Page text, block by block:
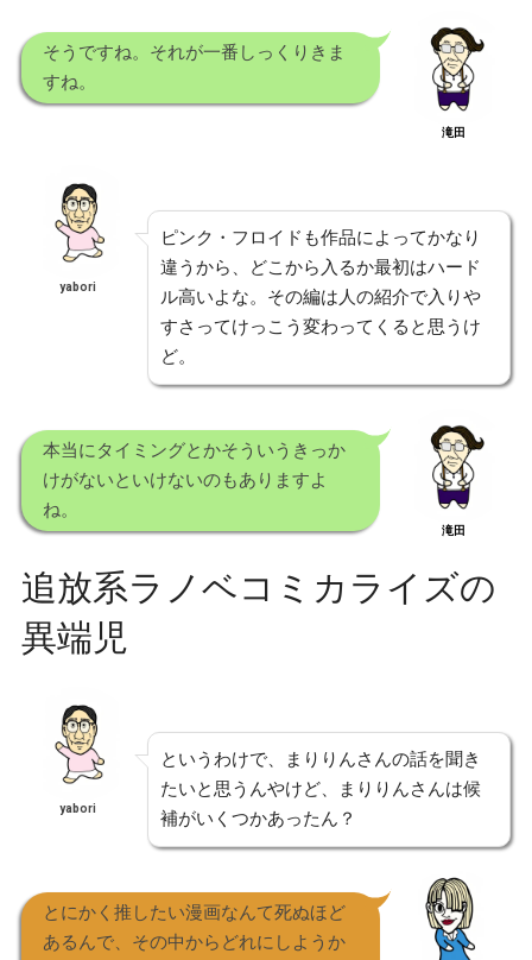
そうですね。それが一番しっくりきま
すね。
滝田
yabori
ピンク・フロイドも作品によってかなり
違うから、どこから入るか最初はハード
ル高いよな。その編は人の紹介で入りや
すさってけっこう変わってくると思うけ
ど。
本当にタイミングとかそういうきっか
けがないといけないのもありますよ
ね。
滝田
追放系ラノベコミカライズの
異端児
yabori
というわけで、まりりんさんの話を聞き
たいと思うんやけど、まりりんさんは候
補がいくつかあったん？
とにかく推したい漫画なんて死ぬほど
あるんで、その中からどれにしようか